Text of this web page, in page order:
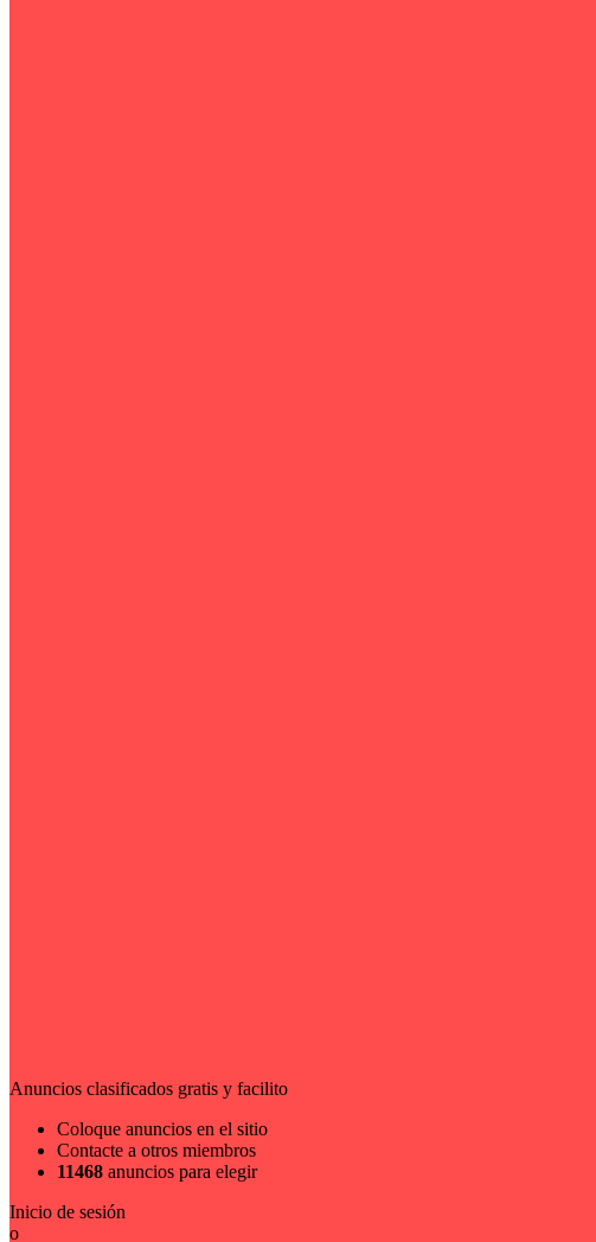
Anuncios clasificados gratis y facilito
Coloque anuncios en el sitio
Contacte a otros miembros
11468 anuncios para elegir
Inicio de sesión
o